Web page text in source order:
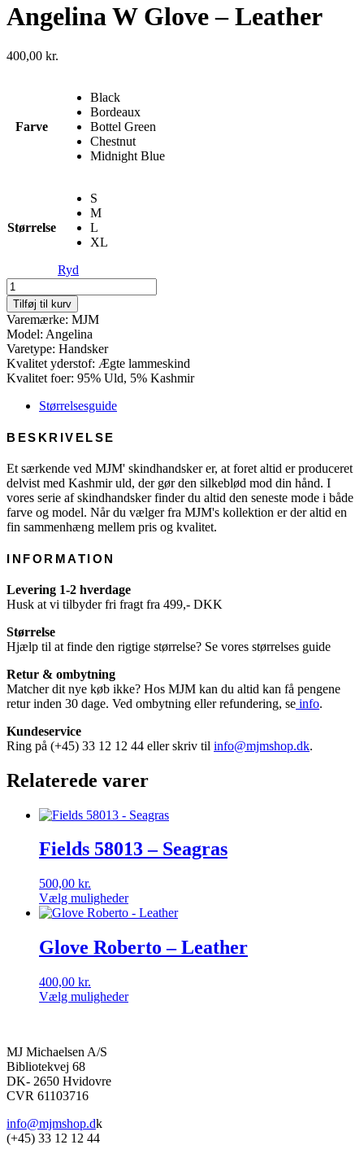
Angelina W Glove – Leather
400,00 kr.
Farve
Black
Bordeaux
Bottel Green
Chestnut
Midnight Blue
Størrelse
S
M
L
XL
Ryd
Angelina
W
Glove
-
Leather
antal
Tilføj til kurv
Varemærke: MJM
Model: Angelina
Varetype: Handsker
Kvalitet yderstof: Ægte lammeskind
Kvalitet foer: 95% Uld, 5% Kashmir
Størrelsesguide
BESKRIVELSE
Et særkende ved MJM' skindhandsker er, at foret altid er produceret
delvist med Kashmir uld, der gør den silkeblød mod din hånd. I
vores serie af skindhandsker finder du altid den seneste mode i både
farve og model. Når du vælger fra MJM's kollektion er der altid en
fin sammenhæng mellem pris og kvalitet.
INFORMATION
Levering 1-2 hverdage
Husk at vi tilbyder fri fragt fra 499,- DKK
Størrelse
Hjælp til at finde den rigtige størrelse? Se vores størrelses guide
Retur & ombytning
Matcher dit nye køb ikke? Hos MJM kan du altid kan få pengene
retur inden 30 dage. Ved ombytning eller refundering, se info.
Kundeservice
Ring på (+45) 33 12 12 44 eller skriv til info@mjmshop.dk.
Relaterede varer
Fields 58013 – Seagras
500,00 kr.
Vælg muligheder
Dette
har
flere
Mulighederne
kan
Glove Roberto – Leather
400,00 kr.
Vælg muligheder
flere
varianter.
Mulighederne
kan
på
varesiden
MJ Michaelsen A/S
Bibliotekvej 68
DK- 2650 Hvidovre
CVR 61103716
info@mjmshop.dk
(+45) 33 12 12 44